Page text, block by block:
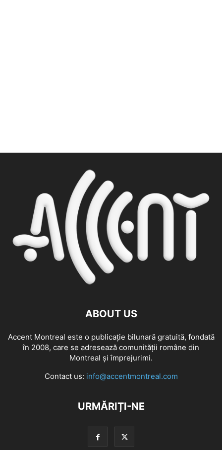
ABOUT US
Accent Montreal este o publicație bilunară gratuită, fondată
în 2008, care se adresează comunităţii române din
Montreal şi împrejurimi.
Contact us: info@accentmontreal.com
URMĂRIȚI-NE